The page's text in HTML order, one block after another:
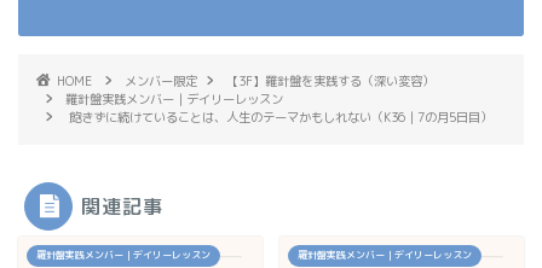
HOME メンバー限定
【3F】羅針盤を実践する（深い変容）
羅針盤実践メンバー｜デイリーレッスン
飽きずに続けていることは、人生のテーマかもしれない（K36｜7の月5日目）
関連記事
羅針盤実践メンバー｜デイリーレッスン 羅針盤実践メンバー｜デイリーレッスン